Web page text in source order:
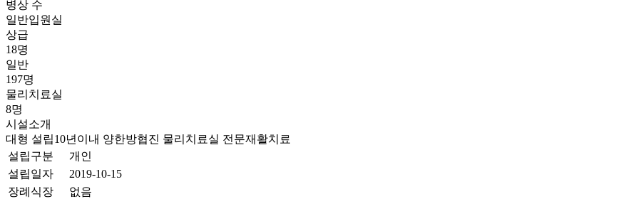
병상 수
일반입원실
상급
18명
일반
197명
물리치료실
8명
시설소개
대형 설립10년이내 양한방협진 물리치료실 전문재활치료
설립구분
개인
설립일자
2019-10-15
장례식장
없음